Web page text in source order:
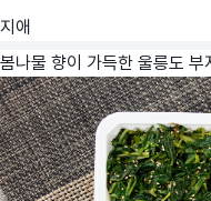
지애
봄나물 향이 가득한 울릉도